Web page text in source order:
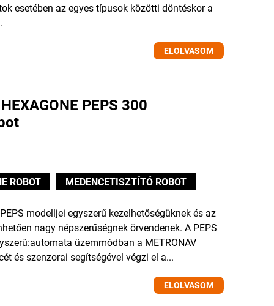
esetében az egyes típusok közötti döntéskor a
ELOLVASOM
PEPS 300
ROBOT MEDENCETISZTÍTÓ ROBOT
modelljei egyszerű kezelhetőségüknek és az
nagy népszerűségnek örvendenek. A PEPS
üzemmódban a METRONAV
és szenzorai segítségével végzi el a...
ELOLVASOM